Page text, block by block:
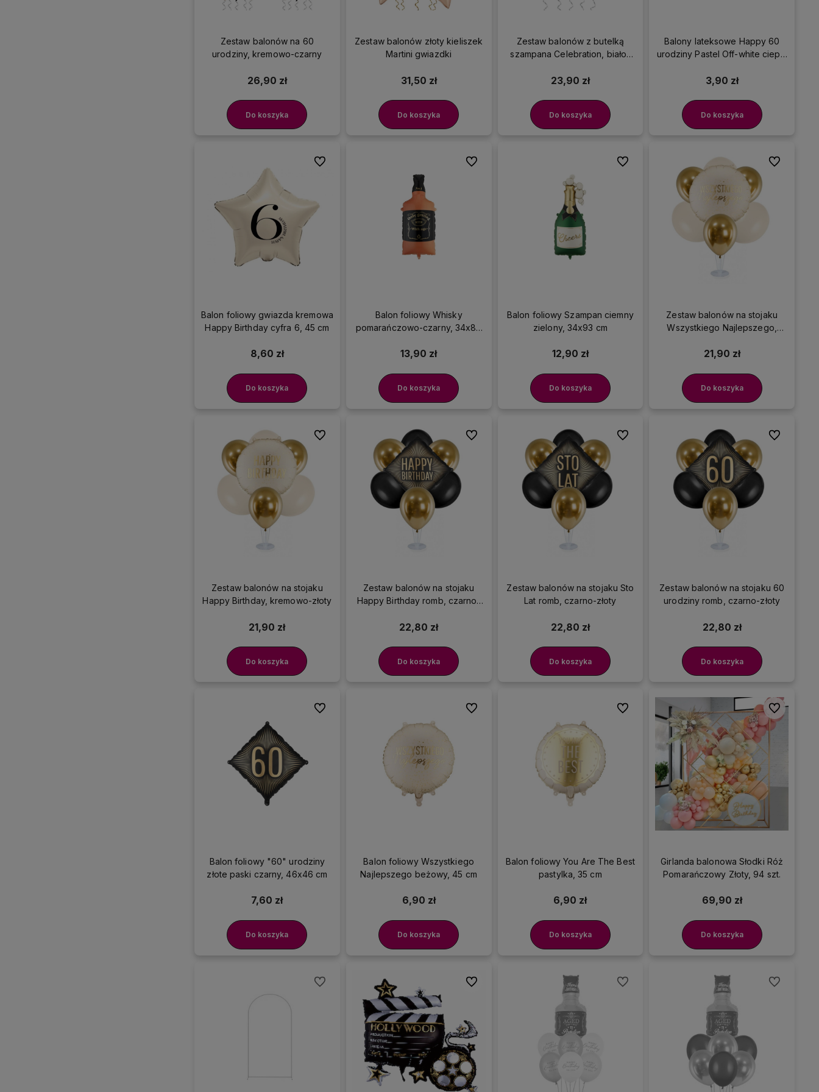
Zestaw balonów na 60
urodziny, kremowo-czarny
26,90 zł
Do koszyka
Zestaw balonów złoty kieliszek
Martini gwiazdki
31,50 zł
Do koszyka
Zestaw balonów z butelką
szampana Celebration, biało-
23,90 zł
Do koszyka
Balony lateksowe Happy 60
urodziny Pastel Off-white ciepły
3,90 zł
Do koszyka
Balon foliowy gwiazda kremowa
Happy Birthday cyfra 6, 45 cm
8,60 zł
Do koszyka
Do ulubionych
Balon foliowy Whisky
pomarańczowo-czarny, 34x86
13,90 zł
Do koszyka
Do ulubionych
Balon foliowy Szampan ciemny
zielony, 34x93 cm
12,90 zł
Do koszyka
Do ulubionych
Zestaw balonów na stojaku
Wszystkiego Najlepszego,
21,90 zł
Do koszyka
Do ulubionych
Zestaw balonów na stojaku
Happy Birthday, kremowo-złoty
21,90 zł
Do koszyka
Do ulubionych
Zestaw balonów na stojaku
Happy Birthday romb, czarno-
22,80 zł
Do koszyka
Do ulubionych
Zestaw balonów na stojaku Sto
Lat romb, czarno-złoty
22,80 zł
Do koszyka
Do ulubionych
Zestaw balonów na stojaku 60
urodziny romb, czarno-złoty
22,80 zł
Do koszyka
Do ulubionych
Balon foliowy "60" urodziny
złote paski czarny, 46x46 cm
7,60 zł
Do koszyka
Do ulubionych
Balon foliowy Wszystkiego
Najlepszego beżowy, 45 cm
6,90 zł
Do koszyka
Do ulubionych
Balon foliowy You Are The Best
pastylka, 35 cm
6,90 zł
Do koszyka
Do ulubionych
Girlanda balonowa Słodki Róż
Pomarańczowy Złoty, 94 szt.
69,90 zł
Do koszyka
Do ulubionych
Do ulubionych Do ulubionych Do ulubionych Do ulubionych